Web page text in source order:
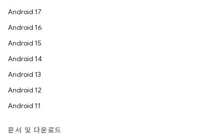
Android 17
Android 16
Android 15
Android 14
Android 13
Android 12
Android 11
문서 및 다운로드